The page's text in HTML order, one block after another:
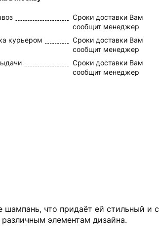
Сроки доставки Вам
сообщит менеджер
курьером
Сроки доставки Вам
сообщит менеджер
Сроки доставки Вам
сообщит менеджер
шампань, что придаёт ей стильный
элементам дизайна.